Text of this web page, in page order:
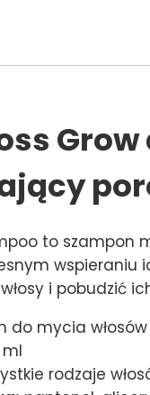
to szampon
i pobudzić
do mycia włosów
rodzaje